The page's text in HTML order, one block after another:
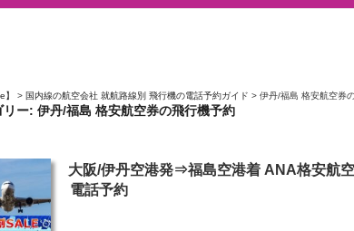
> 国内線の航空会社 就航路線別 飛行機の電話予約ガイド > 伊丹/福島 格安航空券
リー: 伊丹/福島 格安航空券の飛行機予約
投
稿
日:
大阪/伊丹空港発⇒福島空港着 ANA格安航
電話予約